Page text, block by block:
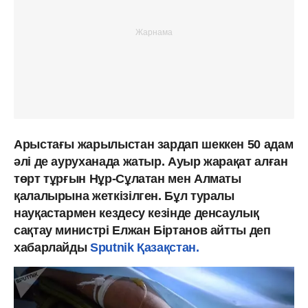
Арыстағы жарылыстан зардап шеккен 50 адам
әлі де ауруханада жатыр. Ауыр жарақат алған
төрт тұрғын Нұр-Сұлатан мен Алматы
қалалырына жеткізілген. Бұл туралы
науқастармен кездесу кезінде денсаулық
сақтау министрі Елжан Біртанов айтты деп
хабарлайдыSputnik Қазақстан.